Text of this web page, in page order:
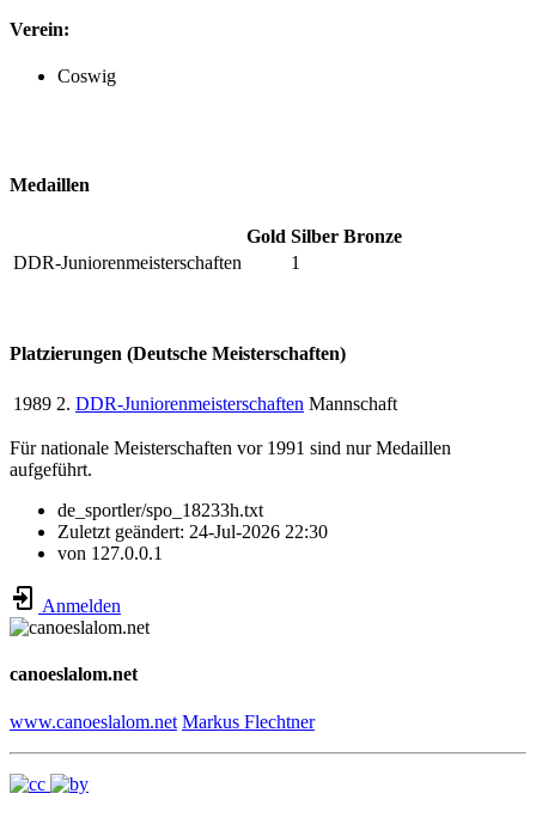
Verein:
Coswig
Medaillen
Gold Silber Bronze
DDR-Juniorenmeisterschaften
1
Platzierungen (Deutsche Meisterschaften)
1989 2. DDR-Juniorenmeisterschaften Mannschaft
Für nationale Meisterschaften vor 1991 sind nur Medaillen
aufgeführt.
de_sportler/spo_18233h.txt
Zuletzt geändert: 24-Jul-2026 22:30
von 127.0.0.1
Anmelden
canoeslalom.net
www.canoeslalom.net Markus Flechtner